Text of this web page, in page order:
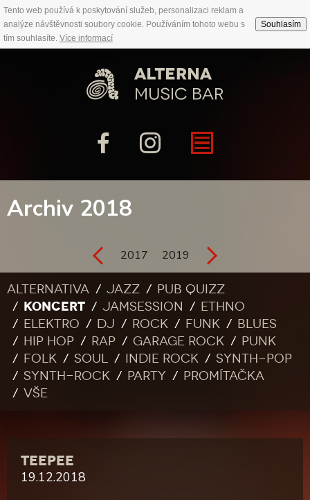
Tento web používá k poskytování služeb, personalizaci reklam a
analýze návštěvnosti soubory cookie. Používáním tohoto webu s
tím souhlasíte. Více informací
Souhlasím
Archiv 2018
2017 2019
Alternativa Jazz Pub quizz
KONCERT Jamsession
Ethno
Elektro
DJ Rock Funk
Blues
Hip Hop
Rap Garage rock
Punk
Folk
Soul Indie rock
Synth-pop
Synth-rock
Party
Promítačka
Vše
TEEPEE
19.12.2018